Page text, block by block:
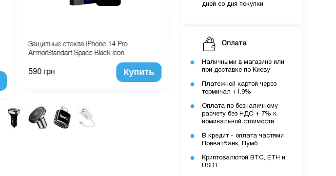
Защитные стекла iPhone 14 Pro
ArmorStandart Space Black Icon
590 грн Купить
Сетевое зарядное устройство Baseus
Super Si 20W Black
600 грн
дней со дня покупки
Оплата
Наличными в магазине или
при доставке по Киеву
Платежной картой через
терминал +1.9%
Оплата по безналичному
расчету без НДС + 7% к
номинальной стоимости
В кредит - оплата частями
ПриватБанк, Пумб
Криптовалютой BTC, ETH и
USDT